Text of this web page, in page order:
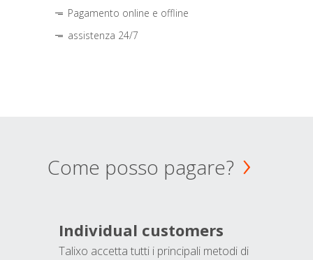
Pagamento online e offline
assistenza 24/7
Come posso pagare?
Individual customers
Talixo accetta tutti i principali metodi di